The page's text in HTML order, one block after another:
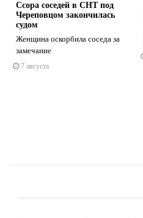
Ссора соседей в СНТ под
Череповцом закончилась
судом
Женщина оскорбила соседа за
замечание
7 августа